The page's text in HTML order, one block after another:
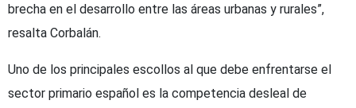
brecha en el desarrollo entre las áreas urbanas y rurales”,
resalta Corbalán.
Uno de los principales escollos al que debe enfrentarse el
sector primario español es la competencia desleal de